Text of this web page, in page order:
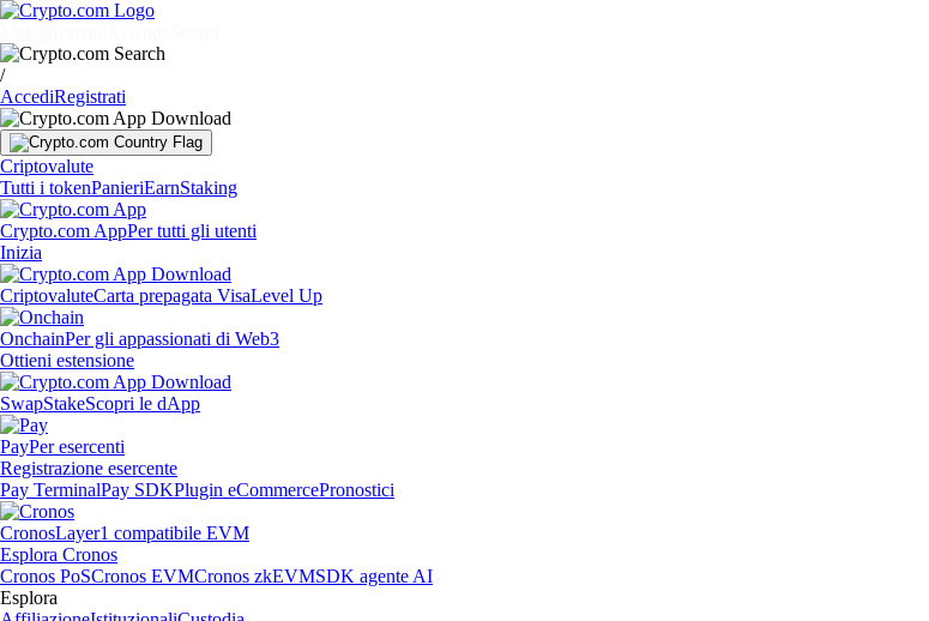
/
AccediRegistrati
Criptovalute
Tutti i tokenPanieriEarnStaking
Crypto.com AppPer tutti gli utenti
Inizia
CriptovaluteCarta prepagata VisaLevel Up
OnchainPer gli appassionati di Web3
Ottieni estensione
SwapStakeScopri le dApp
PayPer esercenti
Registrazione esercente
Pay TerminalPay SDKPlugin eCommercePronostici
CronosLayer1 compatibile EVM
Esplora Cronos
Cronos PoSCronos EVMCronos zkEVMSDK agente AI
Esplora